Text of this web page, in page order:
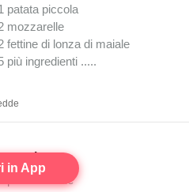
patata piccola
mozzarelle
fettine di lonza di maiale
più ingredienti .....
.
5 patate medie
in App